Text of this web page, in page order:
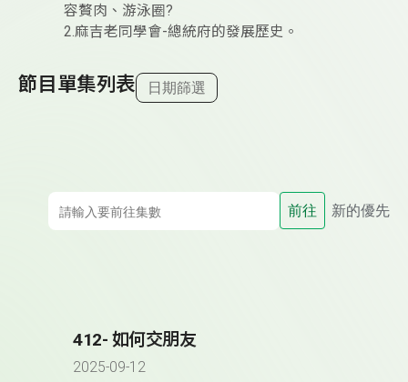
容贅肉、游泳圈?
2.麻吉老同學會-總統府的發展歷史。
節目單集列表 日期篩選
前往 新的優先
412- 如何交朋友
2025-09-12